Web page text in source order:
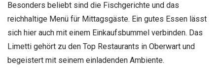
Besonders beliebt sind die Fischgerichte und das
reichhaltige Menü für Mittagsgäste. Ein gutes Essen lässt
sich hier auch mit einem Einkaufsbummel verbinden. Das
Limetti gehört zu den Top Restaurants in Oberwart und
begeistert mit seinem einladenden Ambiente.